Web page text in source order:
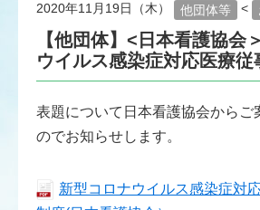
2020年11月19日（木） 他団体等 <
【他団体】<日本看護協会
ウイルス感染症対応医療
表題について日本看護協会からご
のでお知らせします。
新型コロナウイルス感染症対